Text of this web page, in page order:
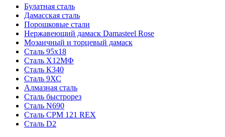
Булатная сталь
Дамасская сталь
Порошковые стали
Нержавеющий дамаск Damasteel Rose
Мозаичный и торцевый дамаск
Сталь 95х18
Сталь Х12МФ
Сталь К340
Сталь 9ХС
Алмазная сталь
Сталь быстрорез
Сталь N690
Сталь CPM 121 REX
Сталь D2